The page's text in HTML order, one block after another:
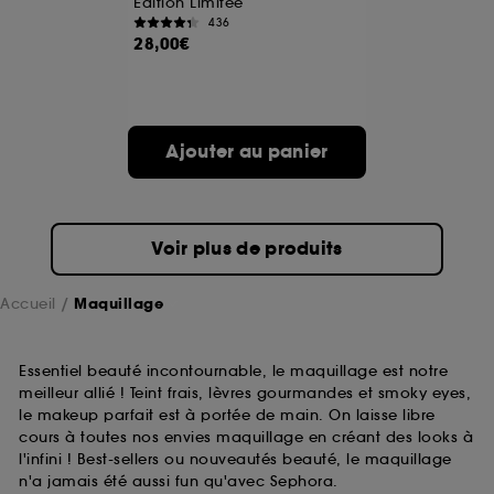
436
28,00€
Ajouter au panier
Voir plus de produits
Accueil Maquillage
Essentiel beauté incontournable, le maquillage est notre
meilleur allié ! Teint frais, lèvres gourmandes et smoky eyes,
le makeup parfait est à portée de main. On laisse libre
cours à toutes nos envies maquillage en créant des looks à
l'infini ! Best-sellers ou nouveautés beauté, le maquillage
n'a jamais été aussi fun qu'avec Sephora.
A l'exception des cookies techniques, le dépôt et la
choix" ci-dessous ou décider de "tout accepter".
Sephora pourra associer les informations de
navigation collectées par ces Cookies, pour les
sur "continuer sans accepter". Voous pouvez à tout
moment choisir de retirer votrte consentement. Si vous
souhaitez obtenir plus d'information sur les cookies